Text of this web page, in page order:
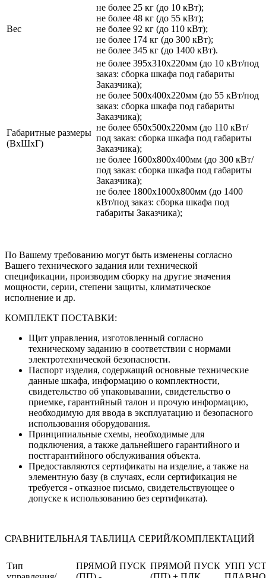
Вес
не более 25 кг (до 10 кВт);
не более 48 кг (до 55 кВт);
не более 92 кг (до 110 кВт);
не более 174 кг (до 300 кВт);
не более 345 кг (до 1400 кВт).
Габаритные размеры
(ВхШхГ)
не более 395х310х220мм (до 10 кВт/под
заказ: сборка шкафа под габариты
Заказчика);
не более 500х400х220мм (до 55 кВт/под
заказ: сборка шкафа под габариты
Заказчика);
не более 650х500х220мм (до 110 кВт/
под заказ: сборка шкафа под габариты
Заказчика);
не более 1600х800х400мм (до 300 кВт/
под заказ: сборка шкафа под габариты
Заказчика);
не более 1800х1000х800мм (до 1400
кВт/под заказ: сборка шкафа под
габариты Заказчика);
По Вашему требованию могут быть изменены согласно
Вашего технического задания или технической
спецификации, производим сборку на другие значения
мощности, серии, степени защиты, климатическое
исполнение и др.
КОМПЛЕКТ ПОСТАВКИ:
Щит управления, изготовленный согласно
техническому заданию в соответствии с нормами
электротехнической безопасности.
Паспорт изделия, содержащий основные технические
данные шкафа, информацию о комплектности,
свидетельство об упаковывании, свидетельство о
приемке, гарантийный талон и прочую информацию,
необходимую для ввода в эксплуатацию и безопасного
использования оборудования.
Принципиальные схемы, необходимые для
подключения, а также дальнейшего гарантийного и
постгарантийного обслуживания объекта.
Предоставляются сертификаты на изделие, а также на
элементную базу (в случаях, если сертификация не
требуется - отказное письмо, свидетельствующее о
допуске к использованию без сертификата).
СРАВНИТЕЛЬНАЯ ТАБЛИЦА СЕРИЙ/КОМПЛЕКТАЦИЙ
Тип
ПРЯМОЙ ПУСК ПРЯМОЙ ПУСК УПП